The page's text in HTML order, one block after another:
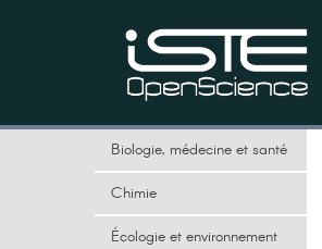
Biologie, médecine et santé
Chimie
Écologie et environnement